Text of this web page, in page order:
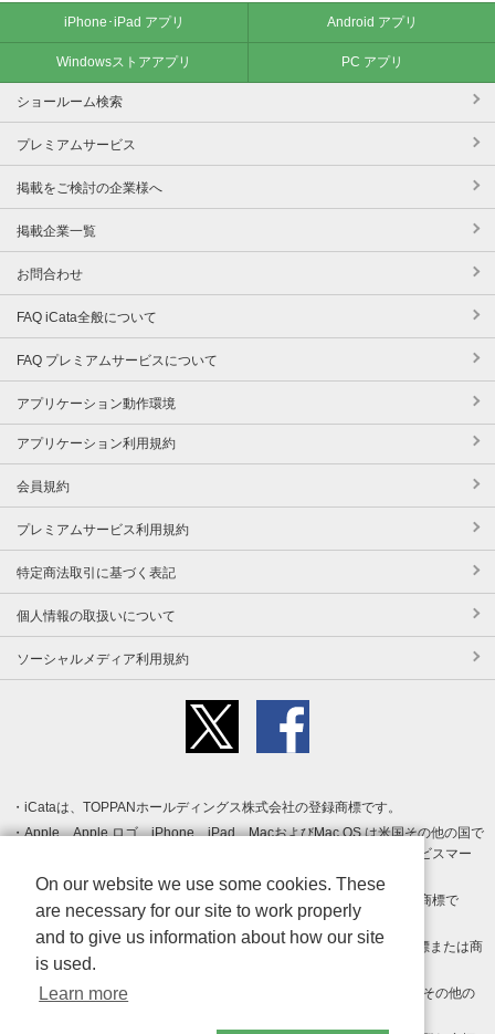
iPhone･iPad アプリ Android アプリ
Windowsストアアプリ PC アプリ
ショールーム検索
プレミアムサービス
掲載をご検討の企業様へ
掲載企業一覧
お問合わせ
FAQ iCata全般について
FAQ プレミアムサービスについて
アプリケーション動作環境
アプリケーション利用規約
会員規約
プレミアムサービス利用規約
特定商法取引に基づく表記
個人情報の取扱いについて
ソーシャルメディア利用規約
iCataは、TOPPANホールディングス株式会社の登録商標です。
Apple、Apple ロゴ、iPhone、iPad、MacおよびMac OS は米国その他の国で
登録された Apple Inc. の商標です。App Store は Apple Inc. のサービスマー
クです。
Android、Google Play および Google Play ロゴ は Google LLC の商標で
す。
Windows は Microsoft Inc.の米国およびその他の国における登録商標または商
標です。
Adobe、Adobe Reader、Adobe PDF は、Adobe Inc.の米国およびその他の
On our website we use some cookies. These
are necessary for our site to work properly
and to give us information about how our site
is used.
Learn more